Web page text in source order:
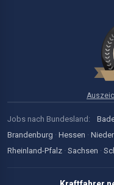
Jobs nach Bundesland:
Brandenburg · Hessen ·
Rheinland-Pfalz · Sachsen ·